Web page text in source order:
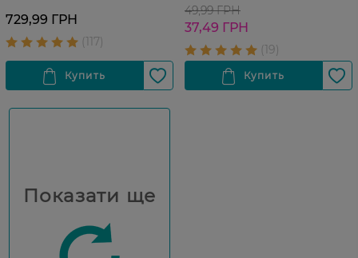
729,99 ГРН
49,99 ГРН
37,49 ГРН
Показати ще